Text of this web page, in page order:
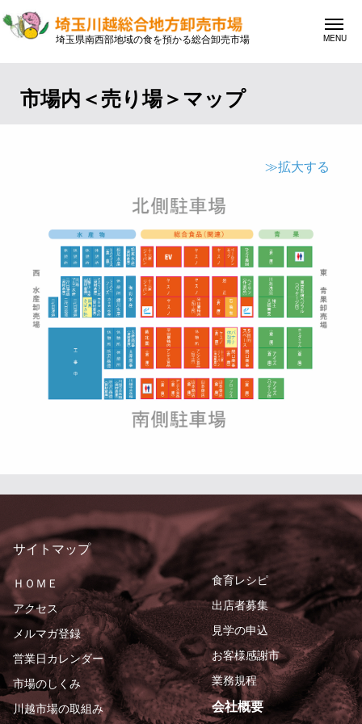
埼玉県南西部地域の食を預かる総合卸売市場
市場内＜売り場＞マップ
≫拡大する
サイトマップ
ＨＯＭＥ
アクセス
メルマガ登録
営業日カレンダー
市場のしくみ
川越市場の取組み
食育レシピ
出店者募集
見学の申込
お客様感謝市
業務規程
会社概要